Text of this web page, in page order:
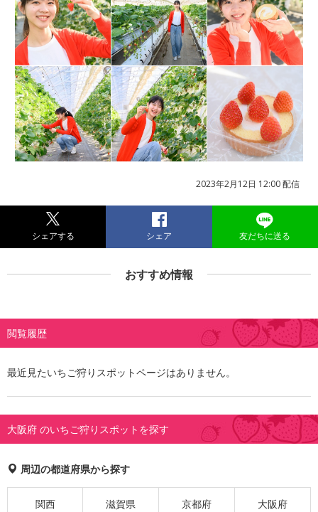
2023年2月12日 12:00 配信
シェアする シェア 友だちに送る
おすすめ情報
閲覧履歴
最近見たいちご狩りスポットページはありません。
大阪府 のいちご狩りスポットを探す
周辺の都道府県から探す
関西 滋賀県 京都府 大阪府